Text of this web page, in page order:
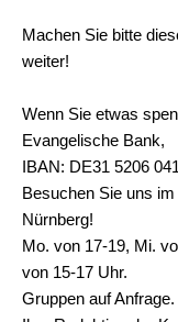
Machen Sie bitte
weiter!
Wenn Sie etwas
Evangelische Bank,
IBAN: DE31 5206
Besuchen Sie uns
Nürnberg!
Mo. von 17-19, Mi.
von 15-17 Uhr.
Gruppen auf Anfrage.